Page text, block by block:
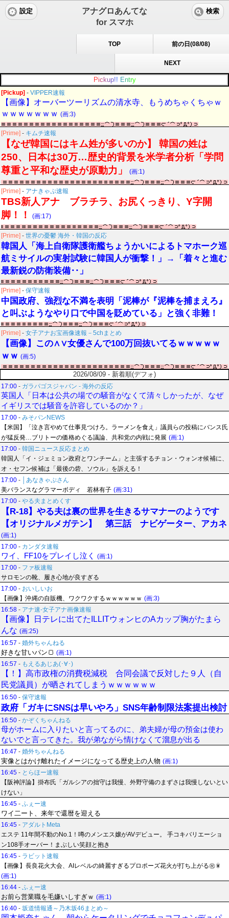
アナグロあんてな
for スマホ
設定 検索
TOP 前の日(08/08)
NEXT
Pic kup!! Entry
[Pickup] - VIPPER速報
【画像】オーバーツーリズムの清水寺、もうめちゃくちゃｗ
ｗｗｗｗｗｗｗ (画:3)
[Prime] - キムチ速報
【なぜ韓国にはキム姓が多いのか】 韓国の姓は
250、日本は30万…歴史的背景を米学者分析「学問
尊重と平和な歴史が原動力」
(画:1)
[Prime] - アナきゃぷ速報
TBS新人アナ ブラチラ、お尻くっきり、Y字開
脚！！
(画:17)
[Prime] - 世界の憂鬱 海外・韓国の反応
韓国人「海上自衛隊護衛艦ちょうかいによるトマホーク巡
航ミサイルの実射試験に韓国人が衝撃！」→「着々と進む
最新鋭の防衛装備‥」
[Prime] - 保守速報
中国政府、強烈な不満を表明「泥棒が『泥棒を捕まえろ』
と叫ぶようなやり口で中国を貶めている」と強く非難！
[Prime] - 女子アナお宝画像速報－5chまとめ
【画像】この∧∨女優さんで100万回抜いてるｗｗｗｗｗ
ｗｗ (画:5)
2026/08/09 - 新着順(デフォ)
17:00 - ガラパゴスジャパン - 海外の反応
英国人「日本は公共の場での騒音がなくて清々しかったが、なぜ
イギリスでは騒音を許容しているのか？」
17:00 - みそパンNEWS
【米国】「泣き言やめて仕事見つけろ。ラーメンを食え」議員らの投稿にバンス氏
が猛反発…ブリトーの価格めぐる議論、共和党の内戦に発展 (画:1)
17:00 - 韓国ニュース反応まとめ
韓国人「イ・ジェミョン政府とワンチーム」と主張するチョン・ウォンオ候補に、
オ・セフン候補は「最後の砦、ソウル」を訴える！
17:00 -
│あなきゃぷさん
美バランスなグラマーボディ 若林有子 (画:31)
17:00 - やる夫まとめくす
【R-18】やる夫は裏の世界を生きるサマナーのようです
【オリジナルメガテン】 第三話 ナビゲーター、アカネ
(画:1)
17:00 - カンダタ速報
ワイ、FF10をプレイし泣く
(画:1)
17:00 - ファ板速報
サロモンの靴、履き心地が良すぎる
17:00 - おいしいお
【画像】沖縄の自販機、ワクワクするｗｗｗｗｗｗ (画:3)
16:58 - アナ速‐女子アナ画像速報
【画像】日テレに出てたILLITウォンヒのAカップ胸がたまら
んな (画:25)
16:57 - 婚外ちゃんねる
好きな甘いパン🍞 (画:1)
16:57 - もえるあじあ(･∀･)
【！】高市政権の消費税減税 合同会議で反対した９人（自
民党議員）が晒されてしまうｗｗｗｗｗｗ
16:50 - 保守速報
政府「ガキにSNSは早いやろ」SNS年齢制限法案提出検討
16:50 - かぞくちゃんねる
母がホームに入りたいと言ってるのに、弟夫婦が母の預金は使わ
ないでと言ってきた。我が弟ながら情けなくて溜息が出る
16:47 - 婚外ちゃんねる
実像とはかけ離れたイメージになってる歴史上の人物 (画:1)
16:45 - とらほー速報
【阪神評論】掛布氏「ガルシアの拙守は我慢、外野守備のまずさは我慢しないとい
けない」
16:45 - ふぇー速
ワイ二ート、来年で還暦を迎える
16:45 - アダルトMeta
エステ 11年間不動のNo.1！噂のメンエス嬢がAVデビュー。 手コキバリエーショ
ン108手オーバー！まぶしい笑顔と抱き
16:45 - ラビット速報
【画像】長良花火大会、AIレベルの綺麗すぎるプロポーズ花火が打ち上がる㊗🎇
(画:1)
16:44 - ふぇー速
お前ら営業職を毛嫌いしすぎｗ (画:1)
16:40 - 坂道情報通～乃木坂46まとめ～